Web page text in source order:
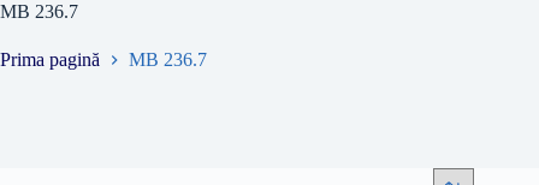
MB 236.7
Prima pagină MB 236.7